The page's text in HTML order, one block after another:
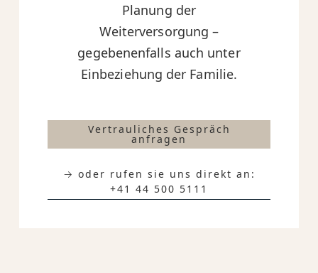
Planung der
Weiterversorgung –
gegebenenfalls auch unter
Einbeziehung der Familie.
Vertrauliches Gespräch
anfragen
→ oder rufen sie uns direkt an:
+41 44 500 5111